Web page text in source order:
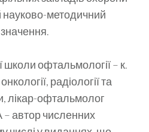
науково-методичний
школи офтальмології – к.
радіології та
лікар-офтальмолог
автор численних